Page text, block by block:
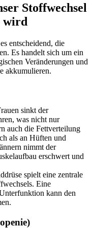
Stoffwechsel
wird
entscheidend, die
Es handelt sich um ein
Veränderungen und
akkumulieren.
sinkt der
was nicht nur
auch die Fettverteilung
als an Hüften und
nimmt der
erschwert und
spielt eine zentrale
Eine
kann den